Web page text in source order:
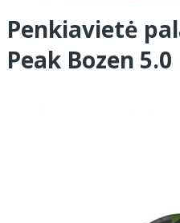
Penkiavietė
Peak Bozen 5.0